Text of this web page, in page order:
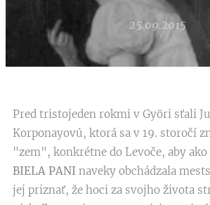
25.09.2015
Pred tristojeden rokmi v Györi sťali
Korponayovú, ktorá sa v 19. storočí
"zem", konkrétne do Levoče, aby ako
BIELA PANI naveky obchádzala
jej priznať, že hoci za svojho života